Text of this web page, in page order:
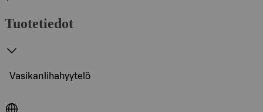
Tuotetiedot
Vasikanlihahyytelö